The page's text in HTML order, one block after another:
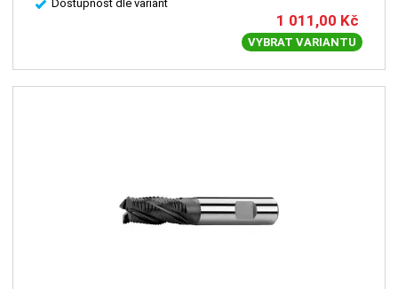
Dostupnost dle variant
1 011,00 Kč
VYBRAT VARIANTU